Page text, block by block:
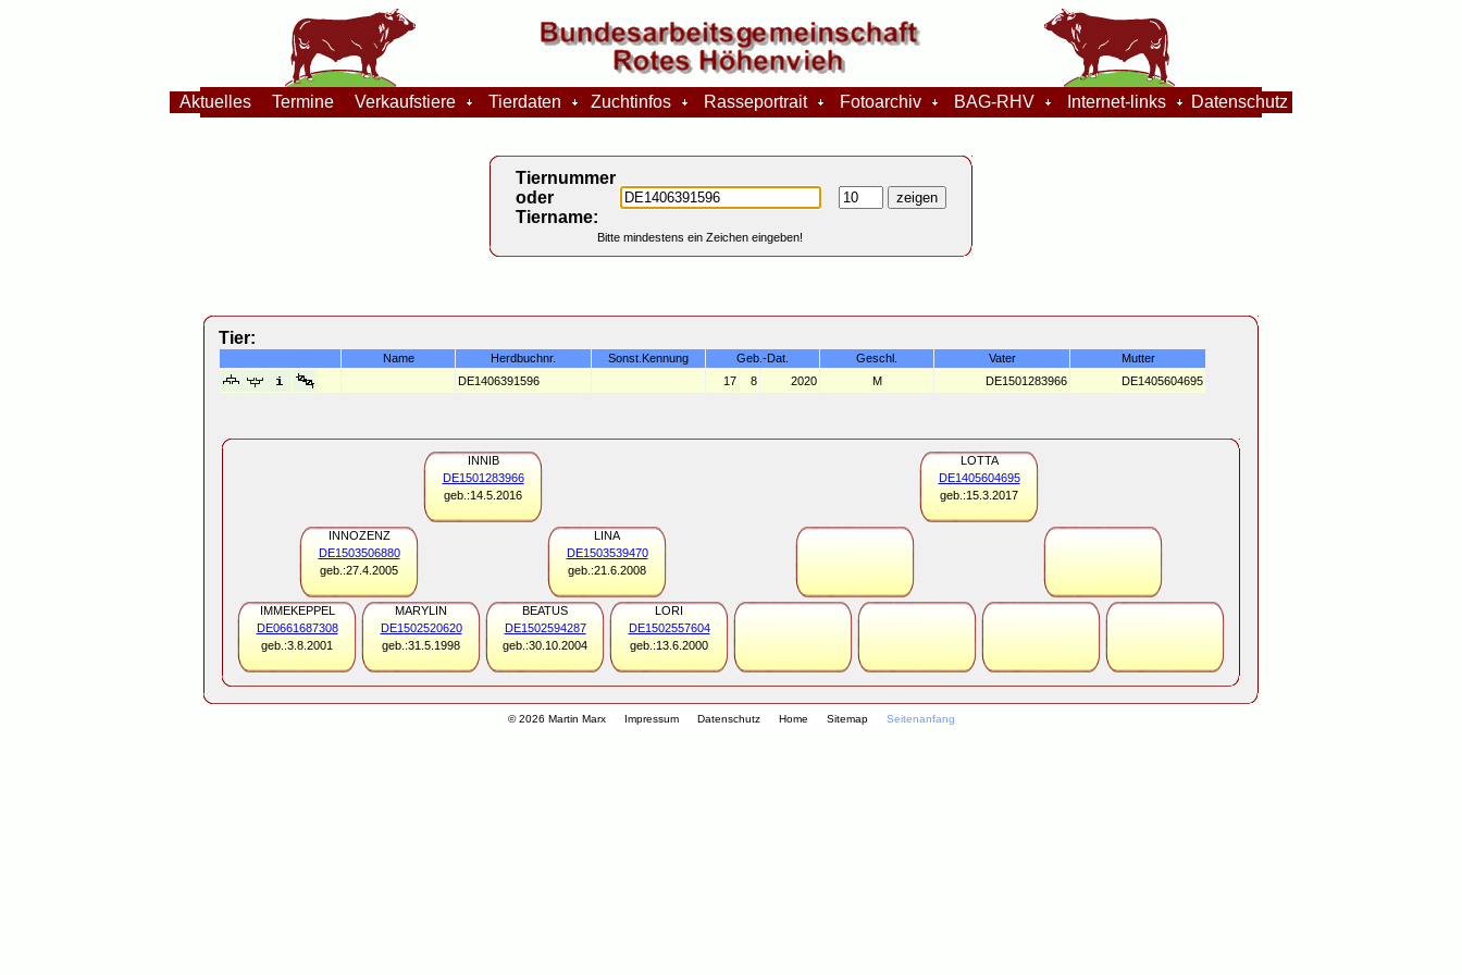
© 2026 Martin Marx Impressum Datenschutz Home Sitemap Seitenanfang
Aktuelles Termine Verkaufstiere Tierdaten Zuchtinfos Rasseportrait Fotoarchiv BAG-RHV Internet-links Datenschutz
Tiernummer
oder
Tiername:
Bitte mindestens ein Zeichen eingeben!
Tier:
Name Herdbuchnr. Sonst.Kennung Geb.-Dat. Geschl. Vater
Mutter
DE1406391596
17 8 2020 M DE1501283966 DE1405604695
INNIB
DE1501283966
geb.:14.5.2016
LOTTA
DE1405604695
geb.:15.3.2017
INNOZENZ
DE1503506880
geb.:27.4.2005
LINA
DE1503539470
geb.:21.6.2008
IMMEKEPPEL
DE0661687308
geb.:3.8.2001
MARYLIN
DE1502520620
geb.:31.5.1998
BEATUS
DE1502594287
geb.:30.10.2004
LORI
DE1502557604
geb.:13.6.2000